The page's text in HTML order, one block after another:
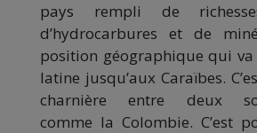
pays rempli de
d’hydrocarbures et de
position géographique qui va
latine jusqu’aux Caraïbes.
charnière entre deux
comme la Colombie. C’est